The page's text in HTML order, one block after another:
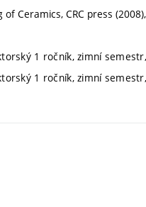
of Ceramics, CRC press
1 ročník, zimní
1 ročník, zimní